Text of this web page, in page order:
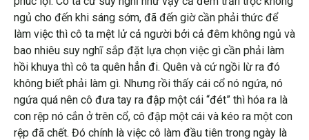
ngủ cho đến khi sáng sớm, đã đến giờ cần phải thức để
làm việc thì cô ta mệt lử cả người bởi cả đêm không ngủ và
bao nhiêu suy nghĩ sắp đặt lựa chọn việc gì cần phải làm
hồi khuya thì cô ta quên hẳn đi. Quên và cứ ngồi lừ ra đó
không biết phải làm gì. Nhưng rồi thấy cái cổ nó ngứa, nó
ngứa quá nên cô đưa tay ra đập một cái “đét” thì hóa ra là
con rệp nó cắn ở trên cổ, cô đập một cái và kéo ra một con
rệp đã chết. Đó chính là việc cô làm đầu tiên trong ngày là